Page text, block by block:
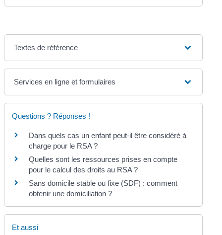
Textes de référence
Services en ligne et formulaires
Questions ? Réponses !
Dans quels cas un enfant peut-il être considéré à
charge pour le RSA ?
Quelles sont les ressources prises en compte
pour le calcul des droits au RSA ?
Sans domicile stable ou fixe (SDF) : comment
obtenir une domiciliation ?
Et aussi